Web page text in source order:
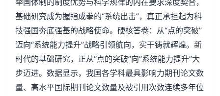
举国体制的制度优势与科学规律的内在要求深度契合，
基础研究成为握指成拳的“系统出击”，真正承担起为科
技强国夯底强基的战略使命。硬核答卷：从“点的突破”
迈向“系统能力提升”战略引领航向，实干铸就辉煌。新
时代的基础研究，正从“点的突破”向“系统能力提升”大
步迈进。数据显示，我国各学科最具影响力期刊论文数
量、高水平国际期刊论文数量及被引用次数连续多年位